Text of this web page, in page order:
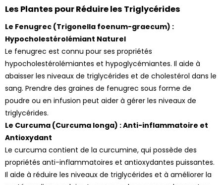
Les Plantes pour Réduire les Triglycérides
Le Fenugrec (Trigonella foenum-graecum) :
Hypocholestérolémiant Naturel
Le fenugrec est connu pour ses propriétés
hypocholestérolémiantes et hypoglycémiantes. Il aide à
abaisser les niveaux de triglycérides et de cholestérol dans le
sang. Prendre des graines de fenugrec sous forme de
poudre ou en infusion peut aider à gérer les niveaux de
triglycérides.
Le Curcuma (Curcuma longa) : Anti-inflammatoire et
Antioxydant
Le curcuma contient de la curcumine, qui possède des
propriétés anti-inflammatoires et antioxydantes puissantes.
Il aide à réduire les niveaux de triglycérides et à améliorer la